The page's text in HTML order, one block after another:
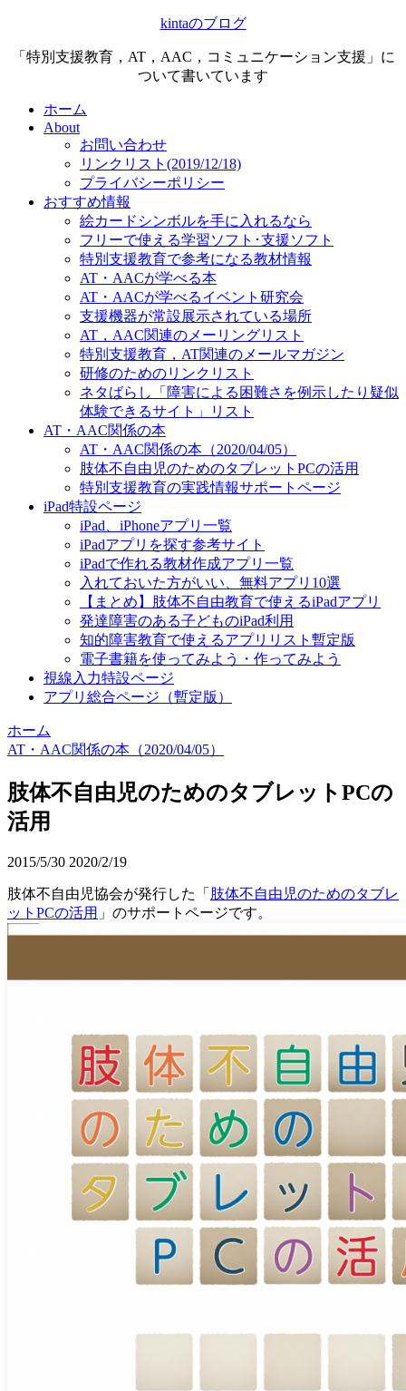
kintaのブログ
「特別支援教育，AT，AAC，コミュニケーション支援」に
ついて書いています
ホーム
About
お問い合わせ
リンクリスト(2019/12/18)
プライバシーポリシー
おすすめ情報
絵カードシンボルを手に入れるなら
フリーで使える学習ソフト･支援ソフト
特別支援教育で参考になる教材情報
AT・AACが学べる本
AT・AACが学べるイベント研究会
支援機器が常設展示されている場所
AT，AAC関連のメーリングリスト
特別支援教育，AT関連のメールマガジン
研修のためのリンクリスト
ネタばらし「障害による困難さを例示したり疑似
体験できるサイト」リスト
AT・AAC関係の本
AT・AAC関係の本（2020/04/05）
肢体不自由児のためのタブレットPCの活用
特別支援教育の実践情報サポートページ
iPad特設ページ
iPad、iPhoneアプリ一覧
iPadアプリを探す参考サイト
iPadで作れる教材作成アプリ一覧
入れておいた方がいい、無料アプリ10選
【まとめ】肢体不自由教育で使えるiPadアプリ
発達障害のある子どものiPad利用
知的障害教育で使えるアプリリスト暫定版
電子書籍を使ってみよう・作ってみよう
視線入力特設ページ
アプリ総合ページ（暫定版）
ホーム
AT・AAC関係の本（2020/04/05）
肢体不自由児のためのタブレットPCの
活用
2015/5/30 2020/2/19
肢体不自由児協会が発行した「 肢体不自由児のためのタブレ
ットPCの活用 」のサポートページです。